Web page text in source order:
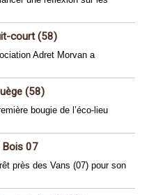
court (58)
Adret Morvan a
(58)
bougie de l’éco-lieu
Bois 07
près des Vans (07) pour son